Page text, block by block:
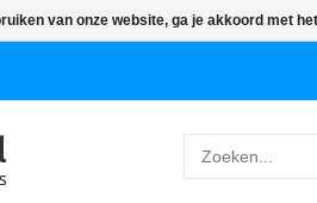
van onze website, ga je akkoord met